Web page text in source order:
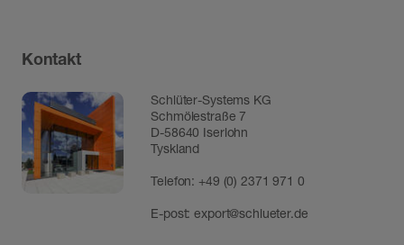
Kontakt
Schlüter-Systems KG
Schmölestraße 7
D-58640 Iserlohn
Tyskland
Telefon:+49 (0) 2371 971 0
E-post:export@schlueter.de